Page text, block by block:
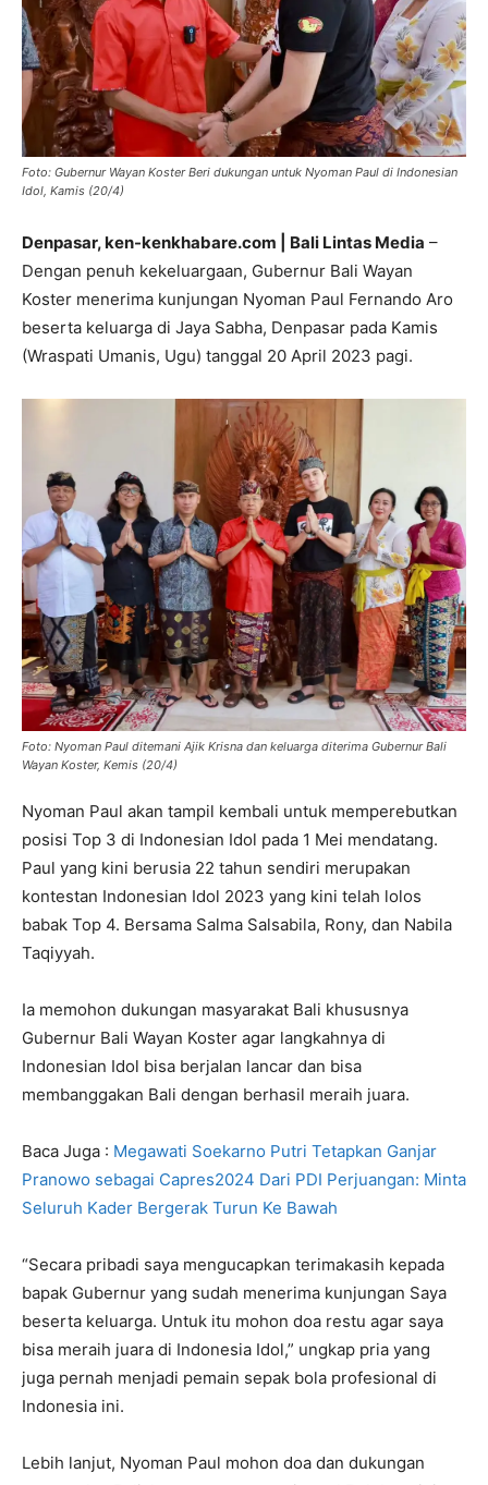
Foto: Gubernur Wayan Koster Beri dukungan untuk Nyoman Paul di Indonesian
Idol, Kamis (20/4)
Denpasar, ken-kenkhabare.com | Bali Lintas Media –
Dengan penuh kekeluargaan, Gubernur Bali Wayan
Koster menerima kunjungan Nyoman Paul Fernando Aro
beserta keluarga di Jaya Sabha, Denpasar pada Kamis
(Wraspati Umanis, Ugu) tanggal 20 April 2023 pagi.
Foto: Nyoman Paul ditemani Ajik Krisna dan keluarga diterima Gubernur Bali
Wayan Koster, Kemis (20/4)
Nyoman Paul akan tampil kembali untuk memperebutkan
posisi Top 3 di Indonesian Idol pada 1 Mei mendatang.
Paul yang kini berusia 22 tahun sendiri merupakan
kontestan Indonesian Idol 2023 yang kini telah lolos
babak Top 4. Bersama Salma Salsabila, Rony, dan Nabila
Taqiyyah.
Ia memohon dukungan masyarakat Bali khususnya
Gubernur Bali Wayan Koster agar langkahnya di
Indonesian Idol bisa berjalan lancar dan bisa
membanggakan Bali dengan berhasil meraih juara.
Baca Juga : Megawati Soekarno Putri Tetapkan Ganjar
Pranowo sebagai Capres2024 Dari PDI Perjuangan: Minta
Seluruh Kader Bergerak Turun Ke Bawah
“Secara pribadi saya mengucapkan terimakasih kepada
bapak Gubernur yang sudah menerima kunjungan Saya
beserta keluarga. Untuk itu mohon doa restu agar saya
bisa meraih juara di Indonesia Idol,” ungkap pria yang
juga pernah menjadi pemain sepak bola profesional di
Indonesia ini.
Lebih lanjut, Nyoman Paul mohon doa dan dukungan